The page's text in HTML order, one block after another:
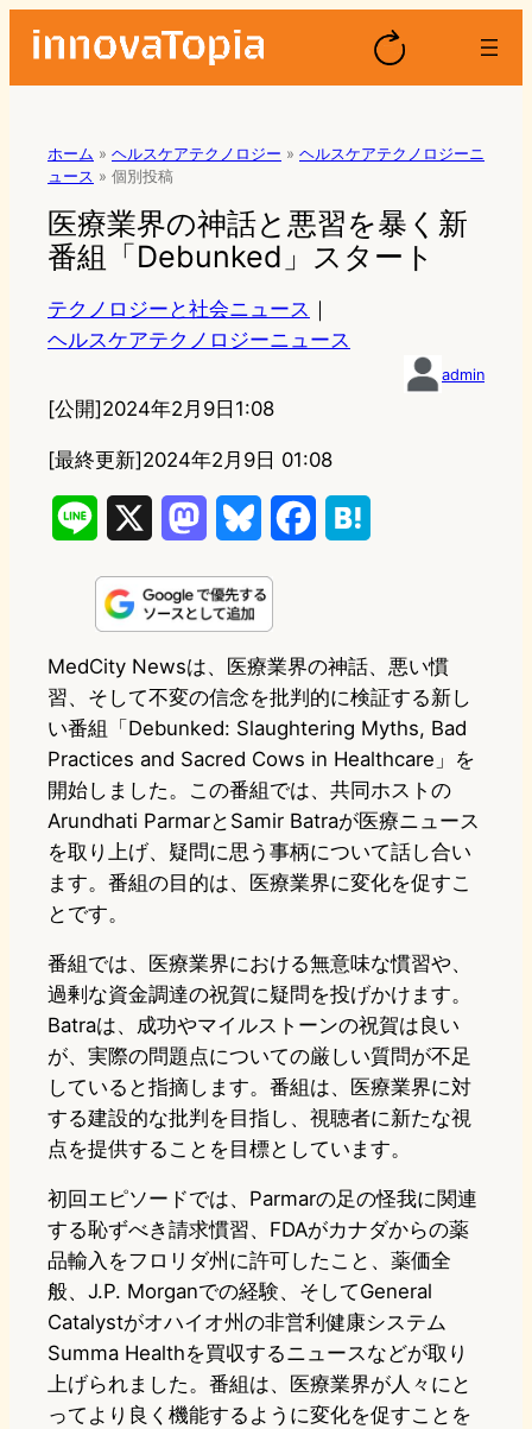
ホーム » ヘルスケアテクノロジー » ヘルスケアテクノロジーニ
ュース » 個別投稿
医療業界の神話と悪習を暴く新
番組「Debunked」スタート
テクノロジーと社会ニュース ｜
ヘルスケアテクノロジーニュース
admin
[公開]2024年2月9日1:08
[最終更新]2024年2月9日 01:08
n
e
s
o
d
o
n
u
e
s
k
y
b
o
k
n
a
MedCity Newsは、医療業界の神話、悪い慣
習、そして不変の信念を批判的に検証する新し
い番組「Debunked: Slaughtering Myths, Bad
Practices and Sacred Cows in Healthcare」を
開始しました。この番組では、共同ホストの
Arundhati ParmarとSamir Batraが医療ニュース
を取り上げ、疑問に思う事柄について話し合い
ます。番組の目的は、医療業界に変化を促すこ
とです。
番組では、医療業界における無意味な慣習や、
過剰な資金調達の祝賀に疑問を投げかけます。
Batraは、成功やマイルストーンの祝賀は良い
が、実際の問題点についての厳しい質問が不足
していると指摘します。番組は、医療業界に対
する建設的な批判を目指し、視聴者に新たな視
点を提供することを目標としています。
初回エピソードでは、Parmarの足の怪我に関連
する恥ずべき請求慣習、FDAがカナダからの薬
品輸入をフロリダ州に許可したこと、薬価全
般、J.P. Morganでの経験、そしてGeneral
Catalystがオハイオ州の非営利健康システム
Summa Healthを買収するニュースなどが取り
上げられました。番組は、医療業界が人々にと
ってより良く機能するように変化を促すことを